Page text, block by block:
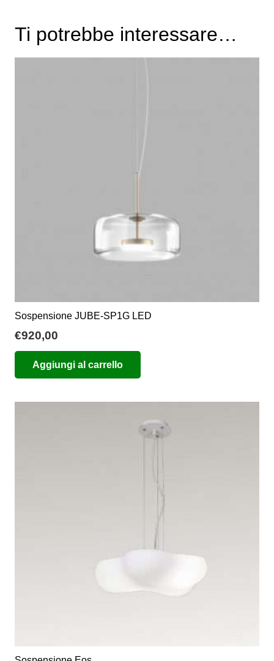
Ti potrebbe interessare…
Sospensione JUBE-SP1G LED
€920,00
Aggiungi al carrello